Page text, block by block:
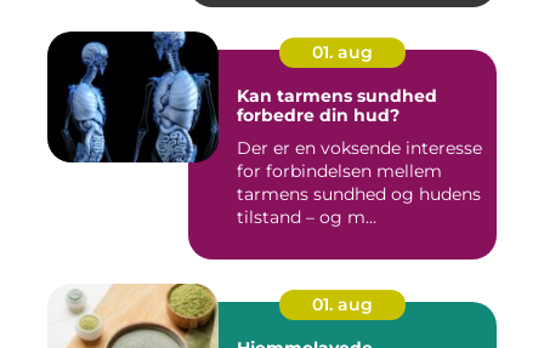
01. aug
Kan tarmens sundhed
forbedre din hud?
Der er en voksende interesse
for forbindelsen mellem
tarmens sundhed og hudens
tilstand – og m...
01. aug